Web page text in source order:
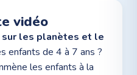
vidéo
sur les planètes et le
enfants de 4 à 7 ans ?
les enfants à la